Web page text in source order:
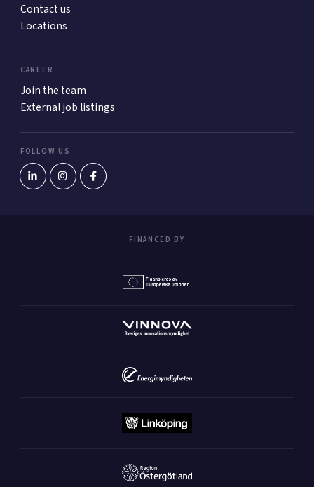
Contact us
Locations
CAREER
Join the team
External job listings
FOLLOW US
FINANCED BY